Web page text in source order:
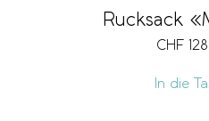
Rucksack
CHF
In die